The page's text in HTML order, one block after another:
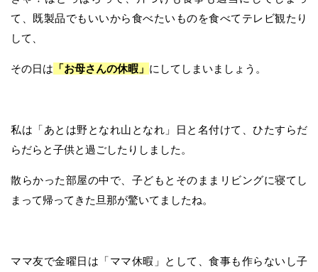
て、既製品でもいいから食べたいものを食べてテレビ観たり
して、
その日は 「お母さんの休暇」 にしてしまいましょう。
私は「あとは野となれ山となれ」日と名付けて、ひたすらだ
らだらと子供と過ごしたりしました。
散らかった部屋の中で、子どもとそのままリビングに寝てし
まって帰ってきた旦那が驚いてましたね。
ママ友で金曜日は「ママ休暇」として、食事も作らないし子